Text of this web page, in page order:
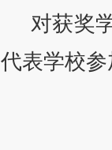
对获奖
代表学校